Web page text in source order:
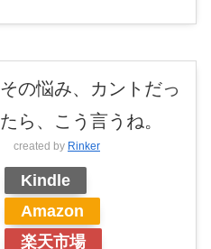
その悩み、カントだっ
たら、こう言うね。
created by Rinker
Kindle
Amazon
楽天市場